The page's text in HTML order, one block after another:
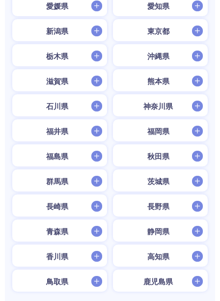
愛媛県 愛知県
新潟県 東京都
栃木県 沖縄県
滋賀県 熊本県
石川県 神奈川県
福井県 福岡県
福島県 秋田県
群馬県 茨城県
長崎県 長野県
青森県 静岡県
香川県 高知県
鳥取県 鹿児島県